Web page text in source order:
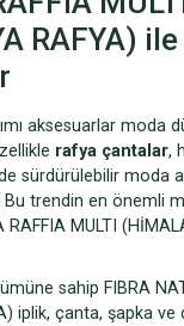
RAFYA) ile
aksesuarlar moda
rafya çantalar,
sürdürülebilir moda
trendin en önemli
RAFFIA MULTI
sahip FIBRA
iplik, çanta, şapka